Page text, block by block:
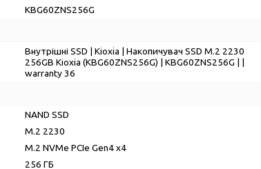
KBG60ZNS256G
Внутрішні SSD | Kioxia | Накопичувач SSD M.2 2230
256GB Kioxia (KBG60ZNS256G) | KBG60ZNS256G | |
warranty 36
NAND SSD
M.2 2230
M.2 NVMe PCIe Gen4 x4
256 ГБ